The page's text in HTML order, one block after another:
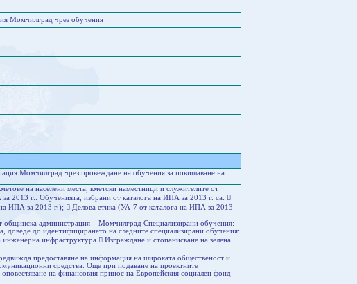
Момчилград чрез обучения
Момчилград чрез провеждане на обучения за повишаване на
на населени места, кметски наместници и служителите от
2013 г.: Обученията, избрани от каталога на ИПА за 2013 г. са: 
ИПА за 2013 г.);  Делова етика (УА-7 от каталога на ИПА за 2013
общинска администрация – Момчилград Специализирани обучения:
доведе до идентифицирането на следните специализирани обучения:
инфраструктура  Изграждане и стопанисване на зелена
предоставяне на информация на широката общественост и
средства. Още при подаване на проектните
на финансовия принос на Европейския социален фонд